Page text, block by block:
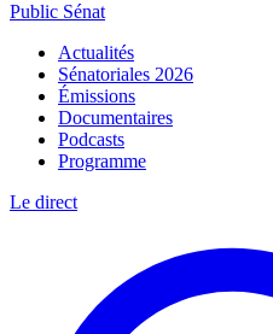
Public Sénat
Actualités
Sénatoriales 2026
Émissions
Documentaires
Podcasts
Programme
Le direct